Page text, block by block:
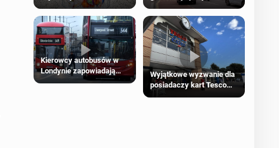
supermarketów
kierunków podróży na
świecie
Kierowcy autobusów w
Londynie zapowiadają
strajki
Wyjątkowe wyzwanie dla
posiadaczy kart Tesco
Clubcard!